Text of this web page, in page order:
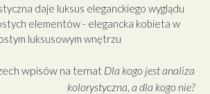
wpisów na temat Dla kogo jest analiza
kolorystyczna, a dla kogo nie?